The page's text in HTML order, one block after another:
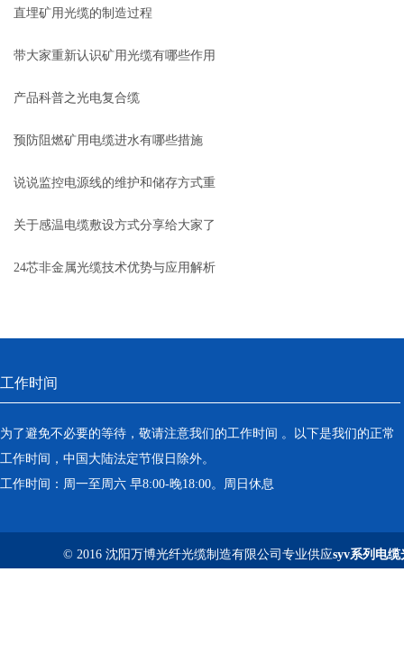
直埋矿用光缆的制造过程
带大家重新认识矿用光缆有哪些作用
产品科普之光电复合缆
预防阻燃矿用电缆进水有哪些措施
说说监控电源线的维护和储存方式重
要
关于感温电缆敷设方式分享给大家了
解下
24芯非金属光缆技术优势与应用解析
工作时间
为了避免不必要的等待，敬请注意我们的工作时间 。以下是我们的正常
工作时间，中国大陆法定节假日除外。
工作时间：周一至周六 早8:00-晚18:00。周日休息
© 2016 沈阳万博光纤光缆制造有限公司专业供应syv系列电缆